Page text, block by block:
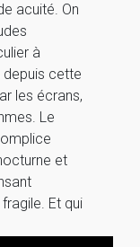
acuité. On
à
depuis cette
les écrans,
Le
et
Et qui